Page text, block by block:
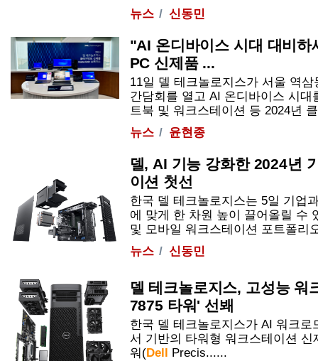
뉴스
신동민
"AI 온디바이스 시대 대비
PC 신제품 ...
11일 델 테크놀로지스가 서울 역
간담회를 열고 AI 온디바이스 시대
트북 및 워크스테이션 등 2024년
뉴스
윤현종
델, AI 기능 강화한 2024년
이션 첫선
한국 델 테크놀로지스는 5일 기업
에 맞게 한 차원 높이 끌어올릴 수
및 모바일 워크스테이션 포트폴리
뉴스
신동민
델 테크놀로지스, 고성능 워
7875 타워' 선봬
한국 델 테크놀로지스가 AI 워크로
서 기반의 타워형 워크스테이션 신
워(Dell Precis......